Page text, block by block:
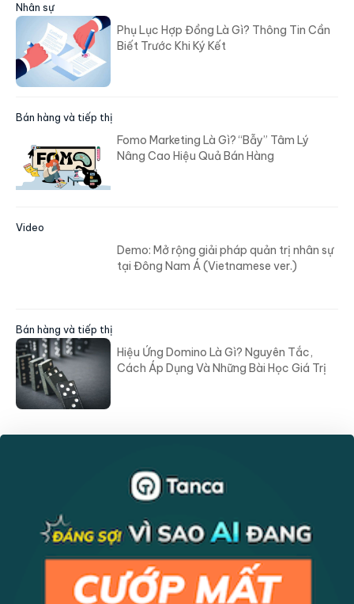
Nhân sự
Phụ Lục Hợp Đồng Là Gì? Thông Tin Cần
Biết Trước Khi Ký Kết
Bán hàng và tiếp thị
Fomo Marketing Là Gì? “Bẫy” Tâm Lý
Nâng Cao Hiệu Quả Bán Hàng
Video
Demo: Mở rộng giải pháp quản trị nhân sự
tại Đông Nam Á (Vietnamese ver.)
Bán hàng và tiếp thị
Hiệu Ứng Domino Là Gì? Nguyên Tắc,
Cách Áp Dụng Và Những Bài Học Giá Trị